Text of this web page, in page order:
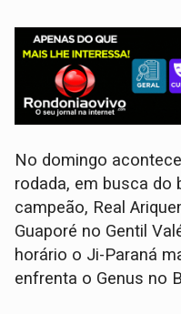
No domingo
rodada, em busca do
campeão, Real
Guaporé no Gentil
horário o Ji-Paraná
enfrenta o Genus no